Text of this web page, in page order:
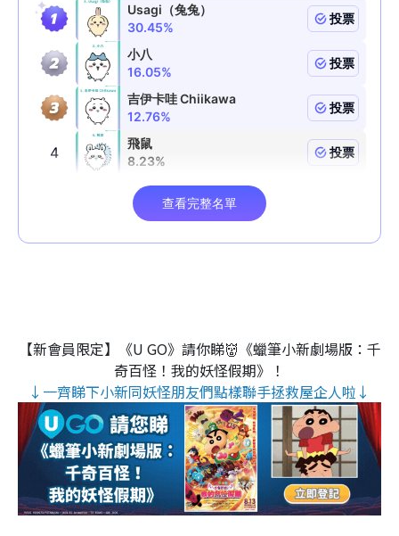
【新會員限定】《U GO》請你睇👹《蠟筆小新劇場版：千
奇百怪！我的妖怪假期》！
↓一齊睇下小新同妖怪朋友們點樣聯手拯救屋企人啦↓